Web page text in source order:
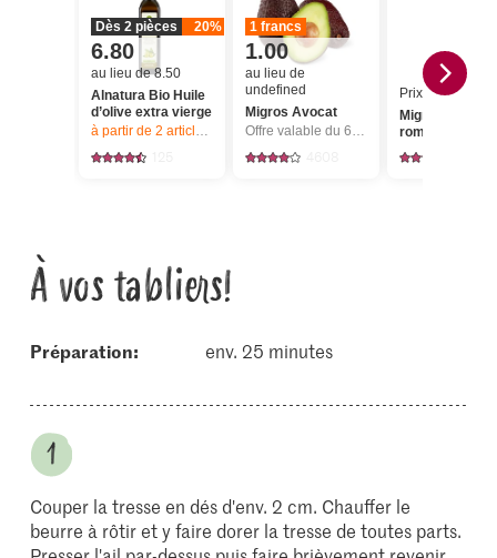
Dès 2 pièces 20%
6.80
au lieu de 8.50
Alnatura Bio Huile
d’olive extra vierge
à partir de 2 articles, Offre valable du 6.8 au 12.8.2026, jusqu’à
1 francs
1.00
au lieu de
undefined
Migros Avocat
Offre valable du 6.8 au 12.8.2026, jusqu’à épuisement du stock.
Prix du jour
Migros Laitue
romaine mini
À vos tabliers!
Préparation: env. 25 minutes
Couper la tresse en dés d'env. 2 cm. Chauffer le
beurre à rôtir et y faire dorer la tresse de toutes parts.